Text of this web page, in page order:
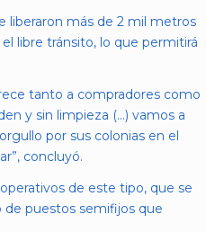
liberaron más de 2 mil metros
libre tránsito, lo que permitirá
tanto a compradores como
y sin limpieza (…) vamos a
por sus colonias en el
concluyó.
de este tipo, que se
de puestos semifijos que